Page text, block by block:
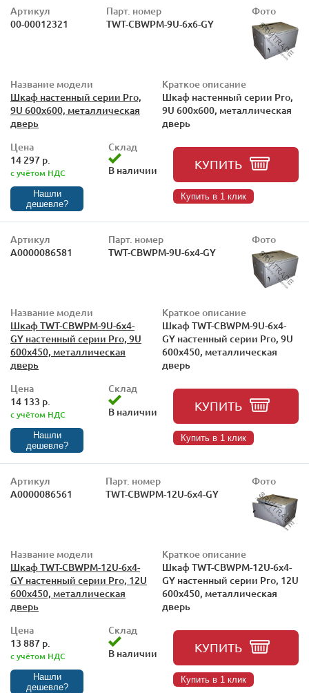
Артикул
00-00012321
Парт. номер
TWT-CBWPM-9U-6x6-GY
Фото
Название модели
Шкаф настенный серии Pro,
9U 600x600, металлическая
дверь
Краткое описание
Шкаф настенный серии Pro,
9U 600x600, металлическая
дверь
Цена
14 297 р.
с учётом НДС
Нашли
дешевле?
Склад
В наличии
КУПИТЬ
Купить в 1 клик
Артикул
А0000086581
Парт. номер
TWT-CBWPM-9U-6x4-GY
Фото
Название модели
Шкаф TWT-CBWPM-9U-6x4-
GY настенный серии Pro, 9U
600x450, металлическая
дверь
Краткое описание
Шкаф TWT-CBWPM-9U-6x4-
GY настенный серии Pro, 9U
600x450, металлическая
дверь
Цена
14 133 р.
с учётом НДС
Нашли
дешевле?
Склад
В наличии
КУПИТЬ
Купить в 1 клик
Артикул
А0000086561
Парт. номер
TWT-CBWPM-12U-6x4-GY
Фото
Название модели
Шкаф TWT-CBWPM-12U-6x4-
GY настенный серии Pro, 12U
600x450, металлическая
дверь
Краткое описание
Шкаф TWT-CBWPM-12U-6x4-
GY настенный серии Pro, 12U
600x450, металлическая
дверь
Цена
13 887 р.
с учётом НДС
Нашли
дешевле?
Склад
В наличии
КУПИТЬ
Купить в 1 клик